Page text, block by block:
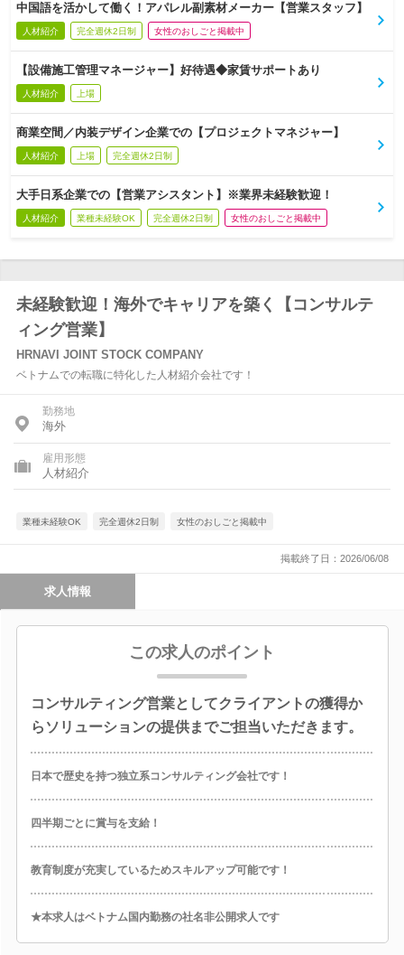
中国語を活かして働く！アパレル副素材メーカー【営業スタッフ】
人材紹介 完全週休2日制 女性のおしごと掲載中
【設備施工管理マネージャー】好待遇◆家賃サポートあり
人材紹介 上場
商業空間／内装デザイン企業での【プロジェクトマネジャー】
人材紹介 上場 完全週休2日制
大手日系企業での【営業アシスタント】※業界未経験歓迎！
人材紹介 業種未経験OK 完全週休2日制 女性のおしごと掲載中
未経験歓迎！海外でキャリアを築く【コンサルテ
ィング営業】
HRNAVI JOINT STOCK COMPANY
ベトナムでの転職に特化した人材紹介会社です！
勤務地
海外
雇用形態
人材紹介
業種未経験OK 完全週休2日制 女性のおしごと掲載中
掲載終了日：2026/06/08
求人情報
この求人のポイント
コンサルティング営業としてクライアントの獲得か
らソリューションの提供までご担当いただきます。
日本で歴史を持つ独立系コンサルティング会社です！
四半期ごとに賞与を支給！
教育制度が充実しているためスキルアップ可能です！
★本求人はベトナム国内勤務の社名非公開求人です